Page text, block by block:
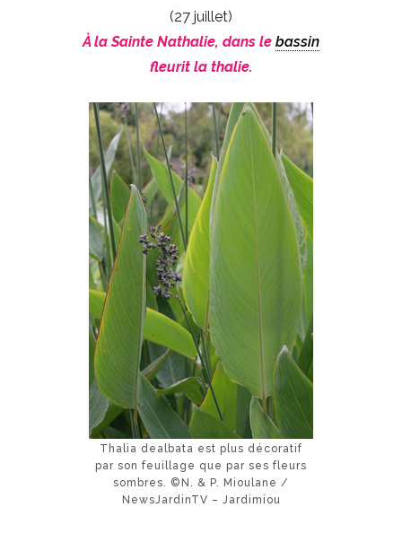
(27 juillet)
À la Sainte Nathalie, dans le bassin
fleurit la thalie.
Thalia dealbata est plus décoratif
par son feuillage que par ses fleurs
sombres. ©N. & P. Mioulane /
NewsJardinTV – Jardimiou